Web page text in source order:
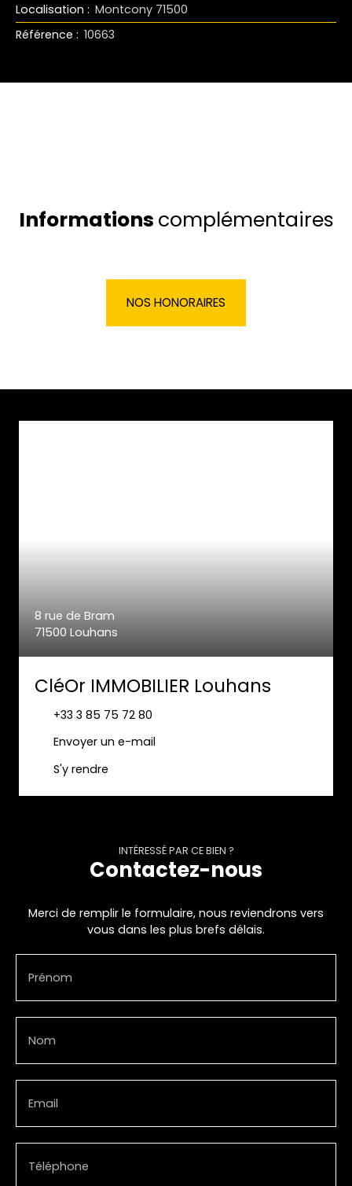
Localisation : Montcony 71500
Référence : 10663
Informations complémentaires
NOS HONORAIRES
8 rue de Bram
71500 Louhans
CléOr IMMOBILIER Louhans
+33 3 85 75 72 80
Envoyer un e-mail
S'y rendre
INTÉRESSÉ PAR CE BIEN ?
Contactez-nous
Merci de remplir le formulaire, nous reviendrons vers
vous dans les plus brefs délais.
Prénom
Nom
Email
Téléphone